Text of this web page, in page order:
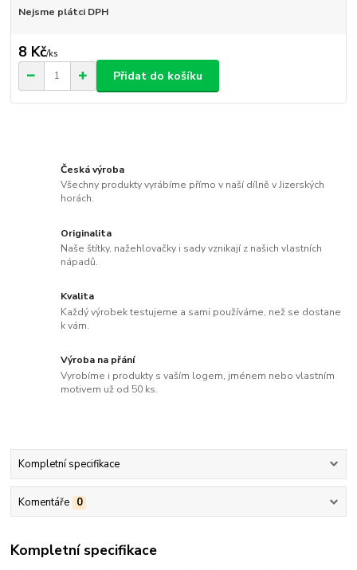
Nejsme plátci DPH
8 Kč/ks
Přidat do košíku
Česká výroba
Všechny produkty vyrábíme přímo v naší dílně v Jizerských
horách.
Originalita
Naše štítky, nažehlovačky i sady vznikají z našich vlastních
nápadů.
Kvalita
Každý výrobek testujeme a sami používáme, než se dostane
k vám.
Výroba na přání
Vyrobíme i produkty s vaším logem, jménem nebo vlastním
motivem už od 50 ks.
Kompletní specifikace
Komentáře 0
Kompletní specifikace